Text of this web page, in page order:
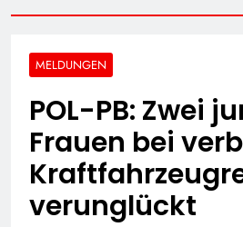
MELDUNGEN
POL-PB: Zwei
Frauen bei
verunglückt